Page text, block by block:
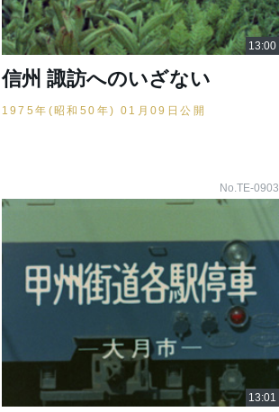
信州 諏訪へのいざない
1975年(昭和50年) 01月09日公開
No.TE-0903